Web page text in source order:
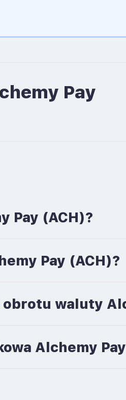
Pay
Pay (ACH)?
Pay (ACH)?
waluty
Alchemy